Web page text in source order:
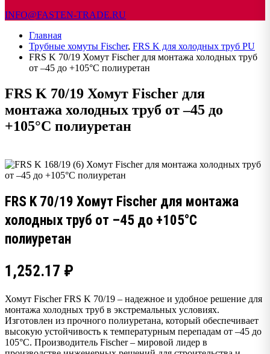
INFO@FASTEN-TRADE.RU
Главная
Трубные хомуты Fischer, FRS K для холодных труб PU
FRS K 70/19 Хомут Fischer для монтажа холодных труб
от –45 до +105°С полиуретан
FRS K 70/19 Хомут Fischer для
монтажа холодных труб от –45 до
+105°С полиуретан
FRS K 70/19 Хомут Fischer для монтажа
холодных труб от –45 до +105°С
полиуретан
1,252.17 ₽
Хомут Fischer FRS K 70/19 – надежное и удобное решение для
монтажа холодных труб в экстремальных условиях.
Изготовлен из прочного полиуретана, который обеспечивает
высокую устойчивость к температурным перепадам от –45 до
105°С. Производитель Fischer – мировой лидер в